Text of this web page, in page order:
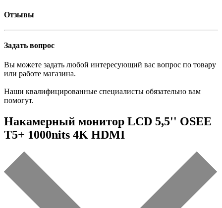
Отзывы
Задать вопрос
Вы можете задать любой интересующий вас вопрос по товару
или работе магазина.
Наши квалифицированные специалисты обязательно вам
помогут.
Накамерный монитор LCD 5,5'' OSEE
T5+ 1000nits 4K HDMI